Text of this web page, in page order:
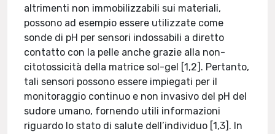
altrimenti non immobilizzabili sui materiali,
possono ad esempio essere utilizzate come
sonde di pH per sensori indossabili a diretto
contatto con la pelle anche grazie alla non-
citotossicità della matrice sol-gel [1,2]. Pertanto,
tali sensori possono essere impiegati per il
monitoraggio continuo e non invasivo del pH del
sudore umano, fornendo utili informazioni
riguardo lo stato di salute dell’individuo [1,3]. In